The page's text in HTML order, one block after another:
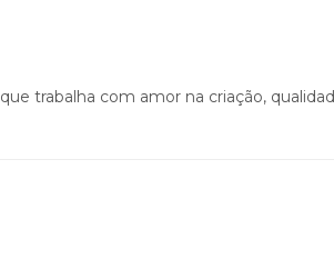
trabalha com amor na criação,